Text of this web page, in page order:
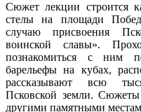
Сюжет лекции строится
стелы на площади
случаю присвоения
воинской славы».
познакомиться с ним
барельефы на кубах,
рассказывают всю
Псковской земли.
другими памятными